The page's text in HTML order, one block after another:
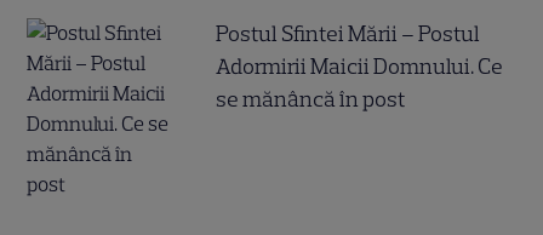
Postul Sfintei Mării – Postul
Adormirii Maicii Domnului. Ce
se mănâncă în post